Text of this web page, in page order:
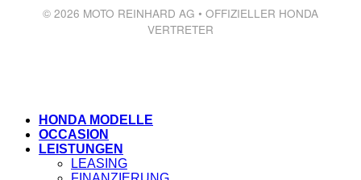
© 2026 MOTO REINHARD AG • OFFIZIELLER HONDA
VERTRETER
HONDA MODELLE
OCCASION
LEISTUNGEN
LEASING